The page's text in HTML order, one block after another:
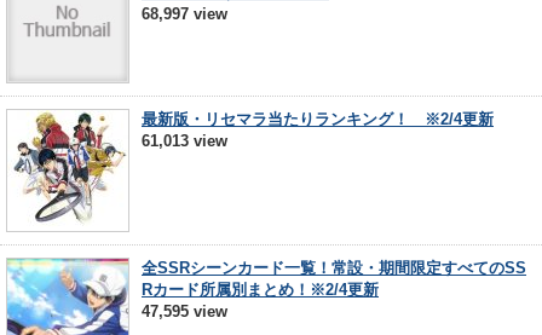
68,997 view
最新版・リセマラ当たりランキング！ ※2/4更新
61,013 view
全SSRシーンカード一覧！常設・期間限定すべてのSS
Rカード所属別まとめ！※2/4更新
47,595 view